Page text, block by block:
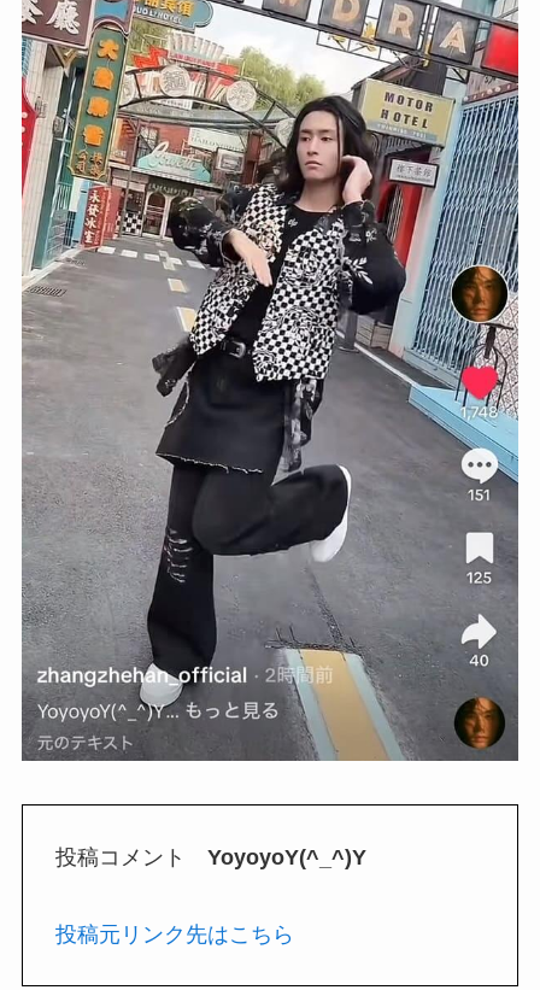
投稿コメント YoyoyoY(^_^)Y
投稿元リンク先はこちら